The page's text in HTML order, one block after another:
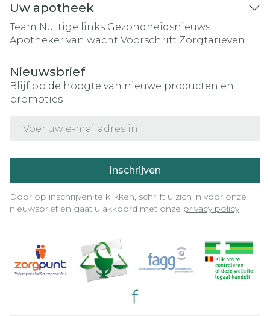
Uw apotheek
Team Nuttige links Gezondheidsnieuws
Apotheker van wacht Voorschrift Zorgtarieven
Nieuwsbrief
Blijf op de hoogte van nieuwe producten en
promoties
Inschrijven
Door op inschrijven te klikken, schrijft u zich in voor onze
nieuwsbrief en gaat u akkoord met onze privacy policy.